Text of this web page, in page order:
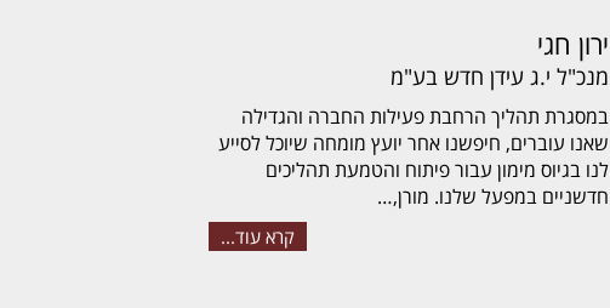
ירון חגי
מנכ"ל י.ג עידן חדש בע"מ
במסגרת תהליך הרחבת פעילות החברה והגדילה
שאנו עוברים, חיפשנו אחר יועץ מומחה שיוכל לסייע
לנו בגיוס מימון עבור פיתוח והטמעת תהליכים
חדשניים במפעל שלנו. מורן,…
קרא עוד...